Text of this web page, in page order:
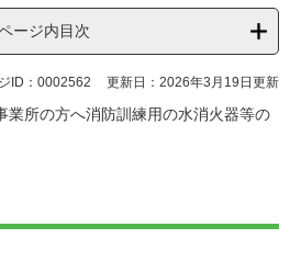
ージ内目次
ID：0002562 更新日：2026年3月19日更新
業所の方へ消防訓練用の水消火器等の